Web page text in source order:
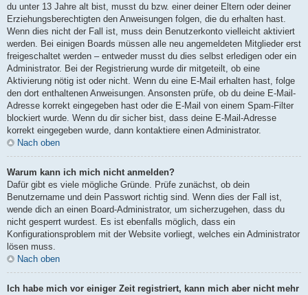
du unter 13 Jahre alt bist, musst du bzw. einer deiner Eltern oder deiner
Erziehungsberechtigten den Anweisungen folgen, die du erhalten hast.
Wenn dies nicht der Fall ist, muss dein Benutzerkonto vielleicht aktiviert
werden. Bei einigen Boards müssen alle neu angemeldeten Mitglieder erst
freigeschaltet werden – entweder musst du dies selbst erledigen oder ein
Administrator. Bei der Registrierung wurde dir mitgeteilt, ob eine
Aktivierung nötig ist oder nicht. Wenn du eine E-Mail erhalten hast, folge
den dort enthaltenen Anweisungen. Ansonsten prüfe, ob du deine E-Mail-
Adresse korrekt eingegeben hast oder die E-Mail von einem Spam-Filter
blockiert wurde. Wenn du dir sicher bist, dass deine E-Mail-Adresse
korrekt eingegeben wurde, dann kontaktiere einen Administrator.
Nach oben
Warum kann ich mich nicht anmelden?
Dafür gibt es viele mögliche Gründe. Prüfe zunächst, ob dein
Benutzername und dein Passwort richtig sind. Wenn dies der Fall ist,
wende dich an einen Board-Administrator, um sicherzugehen, dass du
nicht gesperrt wurdest. Es ist ebenfalls möglich, dass ein
Konfigurationsproblem mit der Website vorliegt, welches ein Administrator
lösen muss.
Nach oben
Ich habe mich vor einiger Zeit registriert, kann mich aber nicht mehr